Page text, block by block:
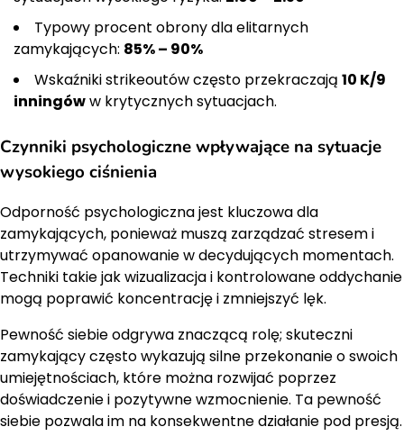
Typowy procent obrony dla elitarnych
zamykających: 85% – 90%
Wskaźniki strikeoutów często przekraczają 10 K/9
inningóww krytycznych sytuacjach.
Czynniki psychologiczne wpływające na sytuacje
wysokiego ciśnienia
Odporność psychologiczna jest kluczowa dla
zamykających, ponieważ muszą zarządzać stresem i
utrzymywać opanowanie w decydujących momentach.
Techniki takie jak wizualizacja i kontrolowane oddychanie
mogą poprawić koncentrację i zmniejszyć lęk.
Pewność siebie odgrywa znaczącą rolę; skuteczni
zamykający często wykazują silne przekonanie o swoich
umiejętnościach, które można rozwijać poprzez
doświadczenie i pozytywne wzmocnienie. Ta pewność
siebie pozwala im na konsekwentne działanie pod presją.